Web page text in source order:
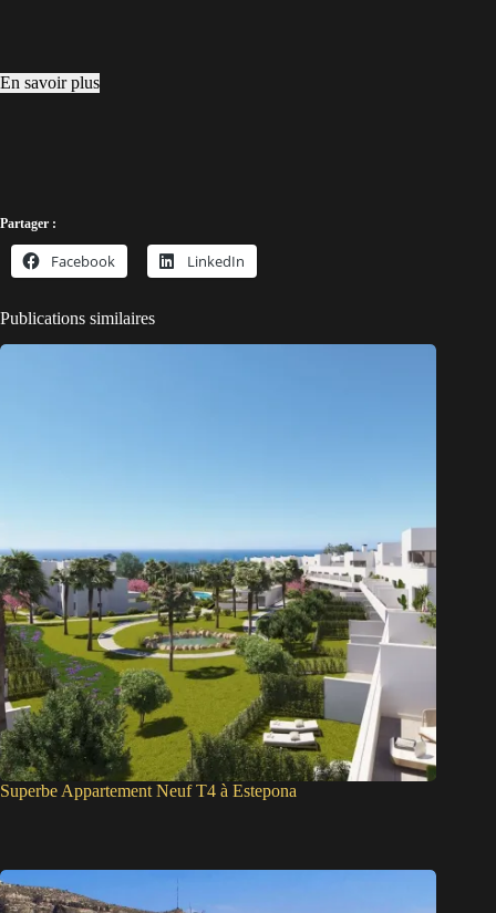
En savoir plus
Partager :
Facebook LinkedIn
Publications similaires
Superbe Appartement Neuf T4 à Estepona